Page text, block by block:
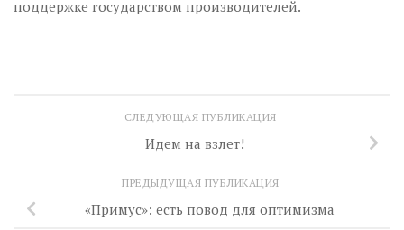
поддержке государством производителей.
СЛЕДУЮЩАЯ ПУБЛИКАЦИЯ
Идем на взлет!
ПРЕДЫДУЩАЯ ПУБЛИКАЦИЯ
«Примус»: есть повод для оптимизма